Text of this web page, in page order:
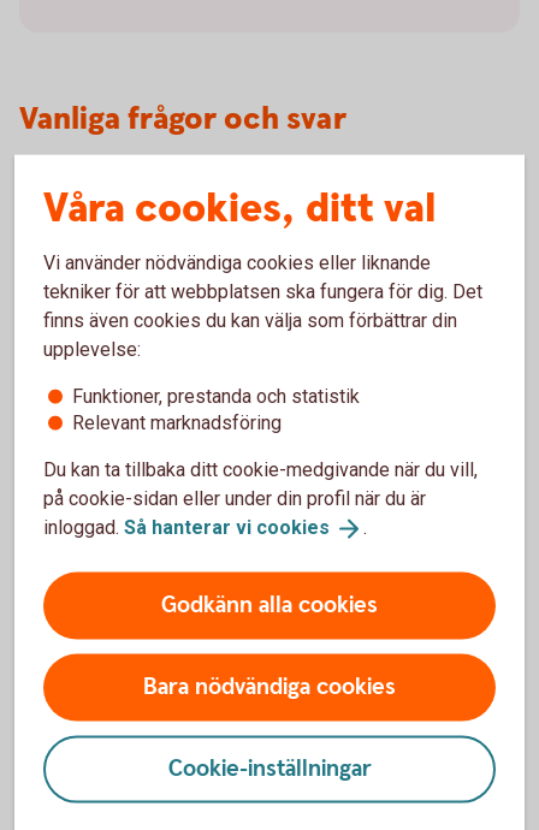
Vanliga frågor och svar
Hur skaffar jag tjänsten Lönebesked?
Hur fungerar tjänsten Lönebesked
Hur fungerar tjänsten Lönekopia (arkiv)?
Pris
För mer information för privatpersoner kan du läsa mer på
För att se detta innehåll behöver du först
godkänna cookies för Funktioner, prestanda
Våra cookies, ditt val
Vi använder nödvändiga cookies eller liknande
tekniker för att webbplatsen ska fungera för dig. Det
finns även cookies du kan välja som förbättrar din
upplevelse:
Funktioner, prestanda och statistik
Relevant marknadsföring
Du kan ta tillbaka ditt cookie-medgivande när du vill,
på cookie-sidan eller under din profil när du är
inloggad. Så hanterar vi cookies .
Godkänn alla cookies
Bara nödvändiga cookies
Cookie-inställningar